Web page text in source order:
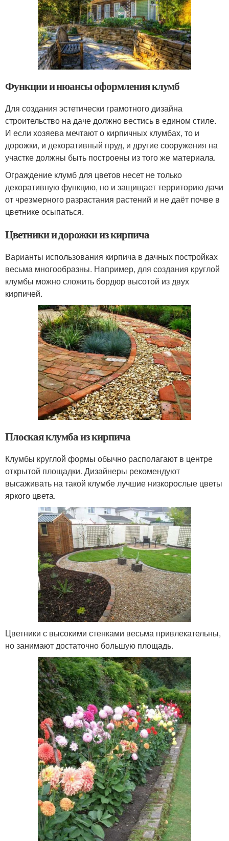
Функции и нюансы оформления клумб
Для создания эстетически грамотного дизайна
строительство на даче должно вестись в едином стиле.
И если хозяева мечтают о кирпичных клумбах, то и
дорожки, и декоративный пруд, и другие сооружения на
участке должны быть построены из того же материала.
Ограждение клумб для цветов несет не только
декоративную функцию, но и защищает территорию дачи
от чрезмерного разрастания растений и не даёт почве в
цветнике осыпаться.
Цветники и дорожки из кирпича
Варианты использования кирпича в дачных постройках
весьма многообразны. Например, для создания круглой
клумбы можно сложить бордюр высотой из двух
кирпичей.
Плоская клумба из кирпича
Клумбы круглой формы обычно располагают в центре
открытой площадки. Дизайнеры рекомендуют
высаживать на такой клумбе лучшие низкорослые цветы
яркого цвета.
Цветники с высокими стенками весьма привлекательны,
но занимают достаточно большую площадь.